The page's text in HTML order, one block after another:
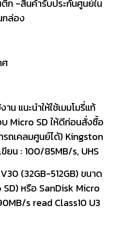
-สินค้ารับประกันศูนย์ใน
กล่อง
น แนะนำให้ใช้เมมโมรี่แท้
Micro SD ให้ดีก่อนสั่งซื้อ
รถเคลมศูนย์ได้) Kingston
ยน : 100/85MB/s, UHS
(32GB-512GB) ขนาด
SD) หรือ SanDisk Micro
s read Class10 U3